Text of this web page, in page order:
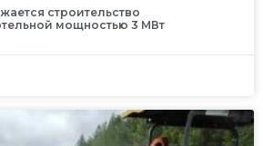
строительство
мощностью 3 МВт